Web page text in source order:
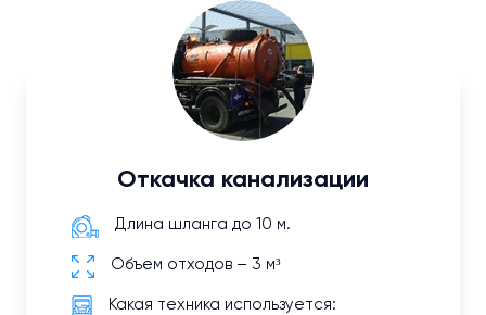
Откачка канализации
Длина шланга до 10 м.
Объем отходов – 3 м³
Какая техника используется: